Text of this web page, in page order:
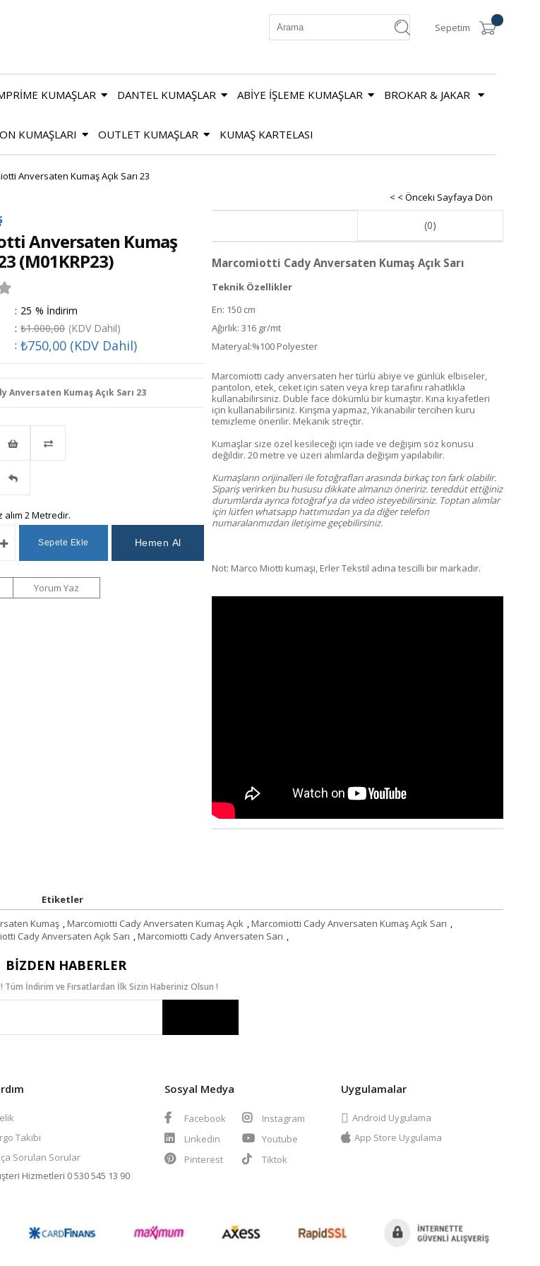
Sepetim
KUMAŞLAR DANTEL KUMAŞLAR ABİYE İŞLEME KUMAŞLAR BROKAR & JAKAR
KUMAŞLARI OUTLET KUMAŞLAR KUMAŞ KARTELASI
Anversaten Kumaş Açık Sarı 23
< < Önceki Sayfaya Dön
Anversaten Kumaş
(M01KRP23)
: %
25
İndirim
: ₺1.000,00 (KDV Dahil)
: ₺750,00 (KDV Dahil)
Anversaten Kumaş Açık Sarı 23
İstek
Ekle
Haber
2 Metredir.
Yorum Yaz
(0)
Marcomiotti Cady Anversaten Kumaş Açık Sarı
Teknik Özellikler
En: 150 cm
Ağırlık: 316 gr/mt
Materyal:%100 Polyester
Marcomiotti cady anversaten her türlü abiye ve günlük elbiseler,
pantolon, etek, ceket için saten veya krep tarafını rahatlıkla
kullanabilirsiniz. Duble face dökümlü bir kumaştır. Kına kıyafetleri
için kullanabilirsiniz. Kırışma yapmaz, Yıkanabilir tercihen kuru
temizleme önerilir. Mekanik streçtir.
Kumaşlar size özel kesileceği için iade ve değişim söz konusu
değildir. 20 metre ve üzeri alımlarda değişim yapılabilir.
Kumaşların orijinalleri ile fotoğrafları arasında birkaç ton fark olabilir.
Sipariş verirken bu hususu dikkate almanızı öneririz. tereddüt ettiğiniz
durumlarda ayrıca fotoğraf ya da video isteyebilirsiniz. Toptan alımlar
için lütfen whatsapp hattımızdan ya da diğer telefon
numaralarımızdan iletişime geçebilirsiniz.
Not: Marco Miotti kumaşı, Erler Tekstil adına tescilli bir markadır.
Etiketler
Kumaş ,Marcomiotti Cady Anversaten Kumaş Açık ,Marcomiotti Cady Anversaten Kumaş Açık Sarı ,
Cady Anversaten Açık Sarı ,Marcomiotti Cady Anversaten Sarı ,
BIZDEN HABERLER
Tüm İndirim ve Fırsatlardan İlk Sizin Haberiniz Olsun !
Takibi
Sorulan Sorular
Hizmetleri 0 530 545 13 90
Sosyal Medya
Facebook
Instagram
Linkedin
Youtube
Pinterest
Tiktok
Uygulamalar
Android Uygulama
App Store Uygulama